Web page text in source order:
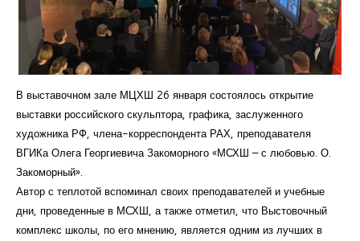
Курсы повышения квалификации
Центр непрерывного образования
Творческий инкубатор
В выставочном зале МЦХШ 26 января состоялось открытие
выставки российского скульптора, графика, заслуженного
художника РФ, члена-корреспондента РАХ, преподавателя
ВГИКа Олега Георгиевича Закоморного «МСХШ – с любовью. О.
Закоморный».
Автор с теплотой вспоминал своих преподавателей и учебные
дни, проведенные в МСХШ, а также отметил, что Выстовочный
комплекс школы, по его мнению, является одним из лучших в